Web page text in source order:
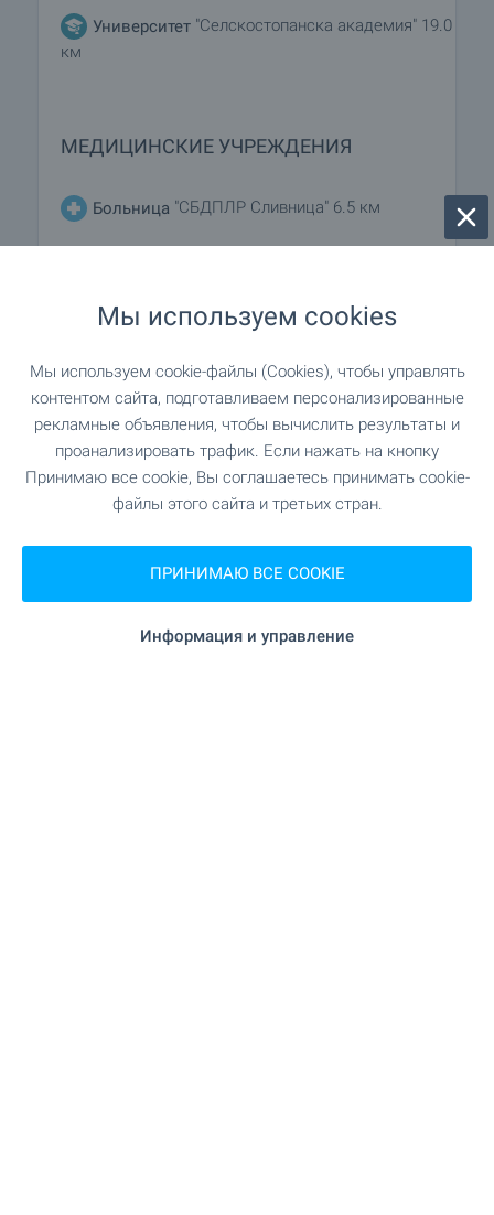
Университет "Селскостопанска академия" 19.0
км
МЕДИЦИНСКИЕ УЧРЕЖДЕНИЯ
Больница "СБДПЛР Сливница" 6.5 км
Медицинский центр"Bodimed" 10.4 км
ШОПИНГ
Продуктовый магазин2.9 км
Супермаркет3.2 км
Супермаркет 4.2 км
Мы используем cookies
Мы используем cookie-файлы (Cookies), чтобы управлять
контентом сайта, подготавливаем персонализированные
рекламные объявления, чтобы вычислить результаты и
проанализировать трафик. Если нажать на кнопку
Принимаю все cookie, Вы соглашаетесь принимать cookie-
файлы этого сайта и третьих стран.
ПРИНИМАЮ ВСЕ COOKIE
Информация и управление